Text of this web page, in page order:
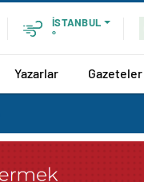
İSTANBUL
°
Yazarlar Gazeteler